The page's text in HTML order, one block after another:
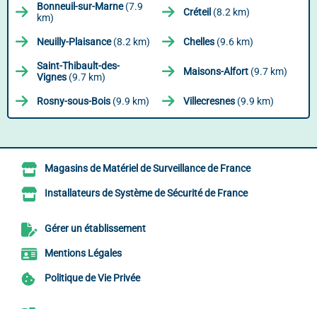
Bonneuil-sur-Marne(7.9
km)
Créteil (8.2 km)
Neuilly-Plaisance(8.2 km) Chelles (9.6 km)
Saint-Thibault-des-
Vignes (9.7 km) Maisons-Alfort (9.7 km)
Rosny-sous-Bois (9.9 km) Villecresnes (9.9 km)
Magasins de Matériel de Surveillance de France
Installateurs de Système de Sécurité de France
Gérer un établissement
Mentions Légales
Politique de Vie Privée